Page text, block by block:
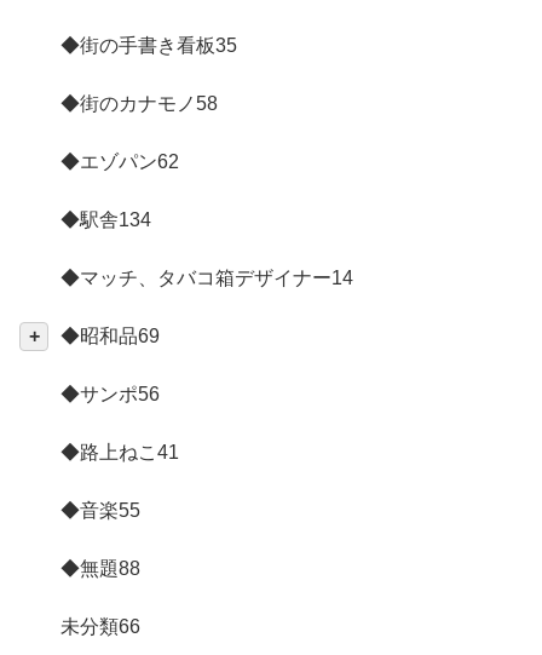
◆街の手書き看板35
◆街のカナモノ58
◆エゾパン62
◆駅舎134
◆マッチ、タバコ箱デザイナー14
◆昭和品69
◆サンポ56
◆路上ねこ 41
◆音楽55
◆無題88
未分類66